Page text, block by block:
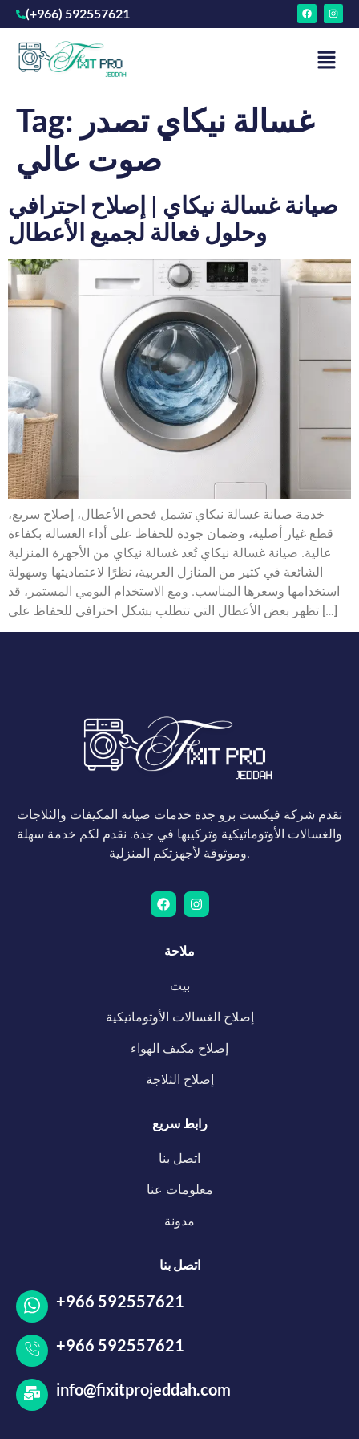
(+966) 592557621
Tag: غسالة نيكاي تصدر
صوت عالي
صيانة غسالة نيكاي | إصلاح احترافي
وحلول فعالة لجميع الأعطال
خدمة صيانة غسالة نيكاي تشمل فحص الأعطال، إصلاح سريع،
قطع غيار أصلية، وضمان جودة للحفاظ على أداء الغسالة بكفاءة
عالية. صيانة غسالة نيكاي تُعد غسالة نيكاي من الأجهزة المنزلية
الشائعة في كثير من المنازل العربية، نظرًا لاعتماديتها وسهولة
استخدامها وسعرها المناسب. ومع الاستخدام اليومي المستمر، قد
تظهر بعض الأعطال التي تتطلب بشكل احترافي للحفاظ على […]
تقدم شركة فيكست برو جدة خدمات صيانة المكيفات والثلاجات
والغسالات الأوتوماتيكية وتركيبها في جدة. نقدم لكم خدمة سهلة
وموثوقة لأجهزتكم المنزلية.
ملاحة
بيت
إصلاح الغسالات الأوتوماتيكية
إصلاح مكيف الهواء
إصلاح الثلاجة
رابط سريع
اتصل بنا
معلومات عنا
مدونة
اتصل بنا
+966 592557621
+966 592557621
info@fixitprojeddah.com